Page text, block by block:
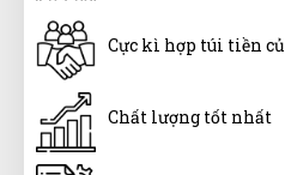
Chất lượng tốt đóng gói
ngày là có:rồi))
Cực kì hợp túi tiền
Chất lượng tốt nhất